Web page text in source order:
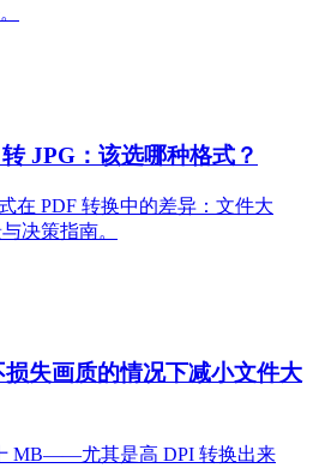
JPG：该选哪种格式？
在 PDF 转换中的差异：文件大
决策指南。
失画质的情况下减小文件大
MB——尤其是高 DPI 转换出来